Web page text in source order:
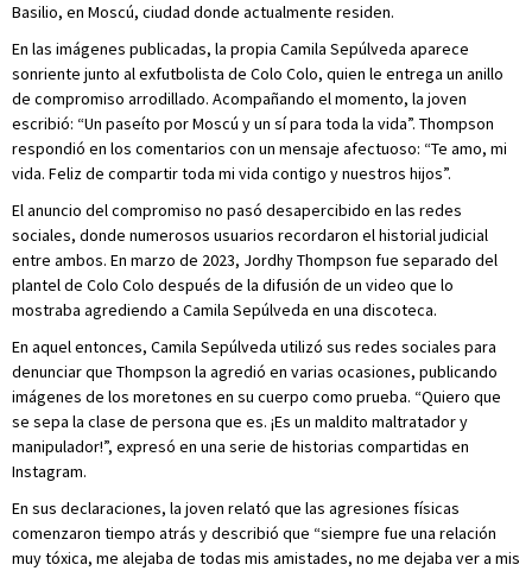
Basilio, en Moscú, ciudad donde actualmente residen.
En las imágenes publicadas, la propia Camila Sepúlveda aparece
sonriente junto al exfutbolista de Colo Colo, quien le entrega un anillo
de compromiso arrodillado. Acompañando el momento, la joven
escribió: “Un paseíto por Moscú y un sí para toda la vida”. Thompson
respondió en los comentarios con un mensaje afectuoso: “Te amo, mi
vida. Feliz de compartir toda mi vida contigo y nuestros hijos”.
El anuncio del compromiso no pasó desapercibido en las redes
sociales, donde numerosos usuarios recordaron el historial judicial
entre ambos. En marzo de 2023, Jordhy Thompson fue separado del
plantel de Colo Colo después de la difusión de un video que lo
mostraba agrediendo a Camila Sepúlveda en una discoteca.
En aquel entonces, Camila Sepúlveda utilizó sus redes sociales para
denunciar que Thompson la agredió en varias ocasiones, publicando
imágenes de los moretones en su cuerpo como prueba. “Quiero que
se sepa la clase de persona que es. ¡Es un maldito maltratador y
manipulador!”, expresó en una serie de historias compartidas en
Instagram.
En sus declaraciones, la joven relató que las agresiones físicas
comenzaron tiempo atrás y describió que “siempre fue una relación
muy tóxica, me alejaba de todas mis amistades, no me dejaba ver a mis